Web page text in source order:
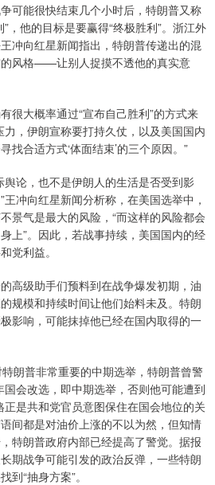
可能很快结束几个小时后，特朗普又称
，他的目标是要赢得“终极胜利”。浙江外
冲向红星新闻指出，特朗普传递出的混
风格——让别人捉摸不透他的真实意
很大概率通过“宣布自己胜利”的方式来
，伊朗宣称要打持久仗，以及美国国内
找合适方式‘体面结束’的三个原因。”
舆论，也不是伊朗人的生活是否受到影
冲向红星新闻分析称，在美国选举中，
景气是最大的风险，“而这样的风险都会
上”。因此，若战事持续，美国国内的经
党利益。
高级助手们预料到在战争爆发初期，油
规模和持续时间让他们始料未及。特朗
影响，可能抹掉他已经在国内取得的一
朗普非常重要的中期选举，特朗普曾警
会改选，即中期选举，否则他可能遭到
正是共和党官员意图保住在国会地位的关
间都是对油价上涨的不以为然，但知情
特朗普政府内部已经提高了警觉。据报
期战争可能引发的政治反弹，一些特朗
“抽身方案”。